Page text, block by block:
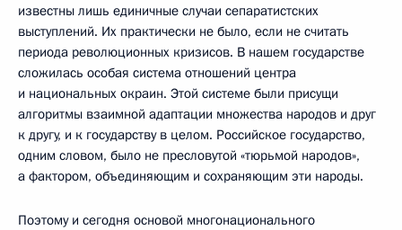
известны лишь единичные случаи сепаратистских
выступлений. Их практически не было, если не считать
периода революционных кризисов. В нашем государстве
сложилась особая система отношений центра
и национальных окраин. Этой системе были присущи
алгоритмы взаимной адаптации множества народов и друг
к другу, и к государству в целом. Российское государство,
одним словом, было не пресловутой «тюрьмой народов»,
а фактором, объединяющим и сохраняющим эти народы.
Поэтому и сегодня основой многонационального